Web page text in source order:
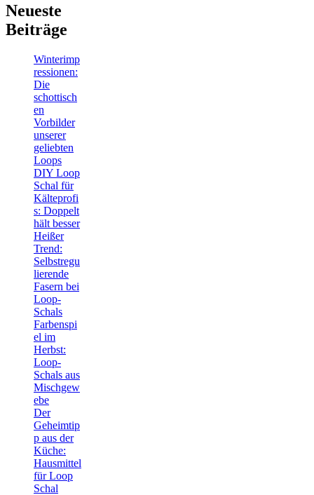
Neueste
Beiträge
Winterimp
ressionen:
Die
schottisch
en
Vorbilder
unserer
geliebten
Loops
DIY Loop
Schal für
Kälteprofi
s: Doppelt
hält besser
Heißer
Trend:
Selbstregu
lierende
Fasern bei
Loop-
Schals
Farbenspi
el im
Herbst:
Loop-
Schals aus
Mischgew
ebe
Der
Geheimtip
p aus der
Küche:
Hausmittel
für Loop
Schal